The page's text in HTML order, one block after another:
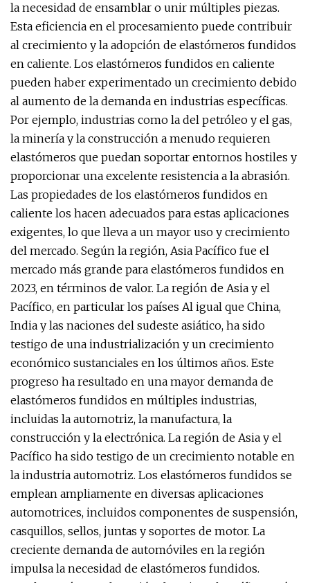
la necesidad de ensamblar o unir múltiples piezas.
Esta eficiencia en el procesamiento puede contribuir
al crecimiento y la adopción de elastómeros fundidos
en caliente. Los elastómeros fundidos en caliente
pueden haber experimentado un crecimiento debido
al aumento de la demanda en industrias específicas.
Por ejemplo, industrias como la del petróleo y el gas,
la minería y la construcción a menudo requieren
elastómeros que puedan soportar entornos hostiles y
proporcionar una excelente resistencia a la abrasión.
Las propiedades de los elastómeros fundidos en
caliente los hacen adecuados para estas aplicaciones
exigentes, lo que lleva a un mayor uso y crecimiento
del mercado. Según la región, Asia Pacífico fue el
mercado más grande para elastómeros fundidos en
2023, en términos de valor. La región de Asia y el
Pacífico, en particular los países Al igual que China,
India y las naciones del sudeste asiático, ha sido
testigo de una industrialización y un crecimiento
económico sustanciales en los últimos años. Este
progreso ha resultado en una mayor demanda de
elastómeros fundidos en múltiples industrias,
incluidas la automotriz, la manufactura, la
construcción y la electrónica. La región de Asia y el
Pacífico ha sido testigo de un crecimiento notable en
la industria automotriz. Los elastómeros fundidos se
emplean ampliamente en diversas aplicaciones
automotrices, incluidos componentes de suspensión,
casquillos, sellos, juntas y soportes de motor. La
creciente demanda de automóviles en la región
impulsa la necesidad de elastómeros fundidos.